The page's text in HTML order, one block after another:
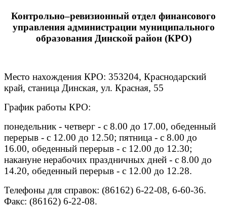
Контрольно–ревизионный отдел финансового
управления администрации муниципального
образования Динской район (КРО)
Место нахождения КРО: 353204, Краснодарский
край, станица Динская, ул. Красная, 55
График работы КРО:
понедельник - четверг - с 8.00 до 17.00, обеденный
перерыв - с 12.00 до 12.50; пятница - с 8.00 до
16.00, обеденный перерыв - с 12.00 до 12.30;
накануне нерабочих праздничных дней - с 8.00 до
14.20, обеденный перерыв - с 12.00 до 12.28.
Телефоны для справок: (86162) 6-22-08, 6-60-36.
Факс: (86162) 6-22-08.